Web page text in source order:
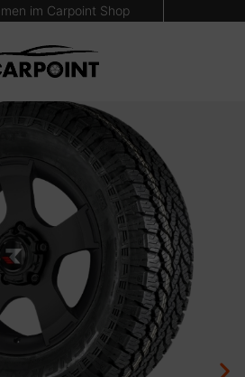
im Carpoint Shop